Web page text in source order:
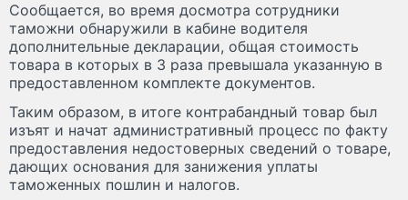
Сообщается, во время досмотра сотрудники
таможни обнаружили в кабине водителя
дополнительные декларации, общая стоимость
товара в которых в 3 раза превышала указанную в
предоставленном комплекте документов.
Таким образом, в итоге контрабандный товар был
изъят и начат административный процесс по факту
предоставления недостоверных сведений о товаре,
дающих основания для занижения уплаты
таможенных пошлин и налогов.